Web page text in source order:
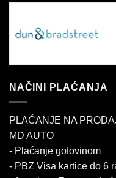
NAČINI PLAĆANJA
PLAĆANJE NA
MD AUTO
- Plaćanje gotovinom
- PBZ Visa kartice do 6